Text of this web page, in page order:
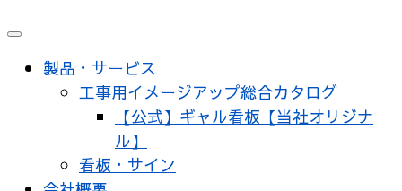
メ
製品・サービス
工事用イメージアップ総合カタログ
【公式】ギャル看板【当社オリジナ
ル】
看板・サイン